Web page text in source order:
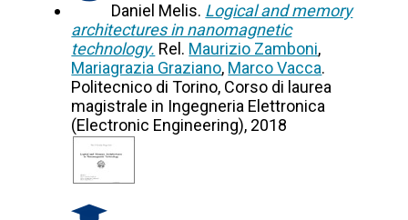
Daniel Melis. Logical and memory
architectures in nanomagnetic
technology. Rel. Maurizio Zamboni,
Mariagrazia Graziano, Marco Vacca.
Politecnico di Torino, Corso di laurea
magistrale in Ingegneria Elettronica
(Electronic Engineering), 2018